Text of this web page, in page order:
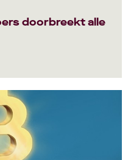
doorbreekt alle